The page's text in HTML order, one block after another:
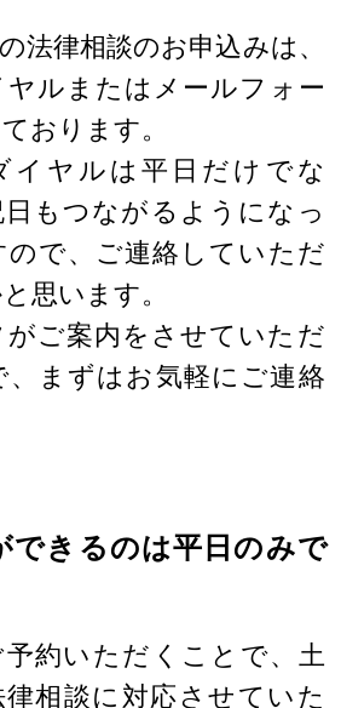
法律相談のお申込みは、
ヤルまたはメールフォー
おります。
イヤルは平日だけでな
日もつながるようになっ
ので、ご連絡していただ
思います。
がご案内をさせていただ
、まずはお気軽にご連絡
できるのは平日のみで
約いただくことで、土
律相談に対応させていた